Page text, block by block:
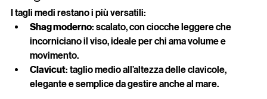
Lunghezze medie scalate
I tagli medi restano i più versatili:
Shag moderno: scalato, con ciocche leggere che
incorniciano il viso, ideale per chi ama volume e
movimento.
Clavicut : taglio medio all’altezza delle clavicole,